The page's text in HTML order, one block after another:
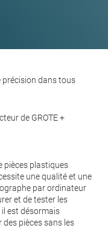
précision dans tous
de GROTE +
pièces plastiques
une qualité et une
par ordinateur
et de tester les
est désormais
pièces sans les